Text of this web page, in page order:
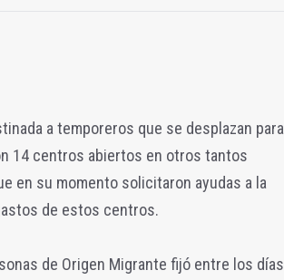
a temporeros que se desplazan para
14 centros abiertos en otros tantos
en su momento solicitaron ayudas a la
de estos centros.
de Origen Migrante fijó entre los días